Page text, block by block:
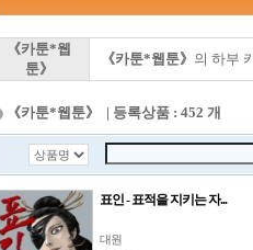
《카툰*웹
툰》
《카툰*웹툰》 의 하부
《카툰*웹툰》 | 등록상품 : 452 개
표인 - 표적을 지키는 자...
대원